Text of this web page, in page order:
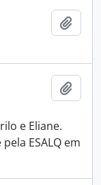
e Eliane.
ESALQ em